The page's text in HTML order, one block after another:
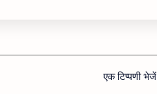
एक टिप्पणी भेजें